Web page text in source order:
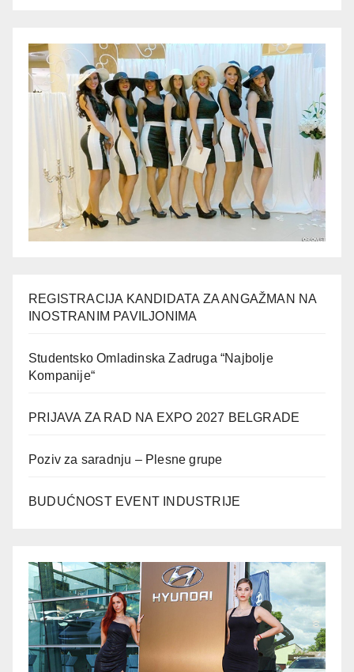
REGISTRACIJA KANDIDATA ZA ANGAŽMAN NA
INOSTRANIM PAVILJONIMA
Studentsko Omladinska Zadruga “Najbolje
Kompanije“
PRIJAVA ZA RAD NA EXPO 2027 BELGRADE
Poziv za saradnju – Plesne grupe
BUDUĆNOST EVENT INDUSTRIJE